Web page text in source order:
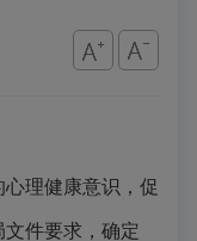
理健康意识，促
文件要求，确定